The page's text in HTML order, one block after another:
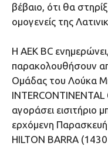
βέβαιο, ότι θα
ομογενείς της
Η ΑΕΚ BC
παρακολουθήσουν
Ομάδας του Λούκα
αγοράσει εισιτήριο
ερχόμενη
HILTON BARRA